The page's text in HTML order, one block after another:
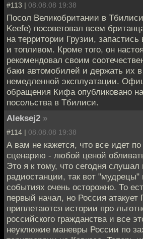
#113 | 08.08.08 19:38
Посол Великобритании в
Keefe) посоветовал всем
на территории Грузии,
и топливом. Кроме того, он
рекомендовал своим
баки автомобилей и держать их в
немедленной эксплуатации.
обращения Кифа опубликовано
посольства в Тбилиси.
Aleksej2 »
#114 | 08.08.08 19:38
А вам не кажется, что все идет
сценарию - любой ценой
Это я к тому, что сегодня слушал
радиостанции, так вот "мудрецы"
событиях очень осторожно. То
первый начал, но Россия атакует
приплетаются истории про
российского гражданства и все
неуклюжие маневры России по